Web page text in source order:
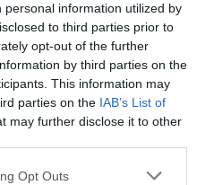
information utilized by
to third parties prior to
opt-out of the further
by third parties on the
This information may
parties on the IAB’s List of
may further disclose it to other
app uses one or more Google
Opt Outs
ΤΟ ΚΑΤΑΜΕΣΤΟ
ΣΕ ΜΙΑ ΑΞΕΧΑΣΤΗ
ΜΕΤΑΤΡΕΠΕΙ
ΣΚΗΝΗ ΣΤΟ ΝΕΟ VIDEO